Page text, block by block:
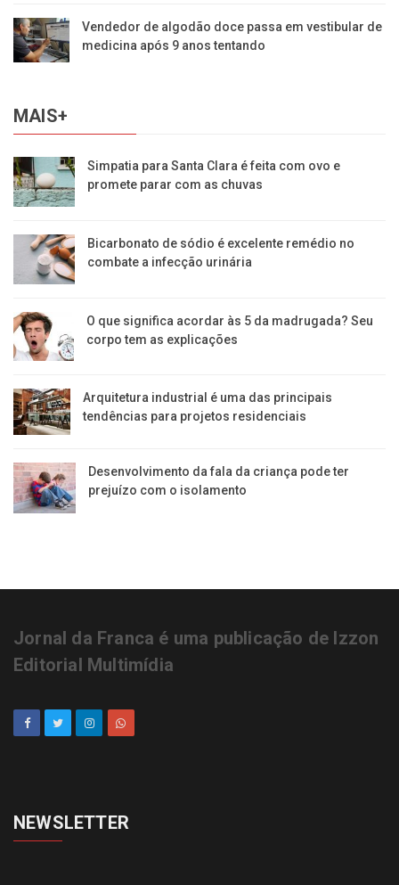
Vendedor de algodão doce passa em vestibular de
medicina após 9 anos tentando
MAIS+
Simpatia para Santa Clara é feita com ovo e
promete parar com as chuvas
Bicarbonato de sódio é excelente remédio no
combate a infecção urinária
O que significa acordar às 5 da madrugada? Seu
corpo tem as explicações
Arquitetura industrial é uma das principais
tendências para projetos residenciais
Desenvolvimento da fala da criança pode ter
prejuízo com o isolamento
Jornal da Franca é uma publicação de Izzon
Editorial Multimídia
NEWSLETTER